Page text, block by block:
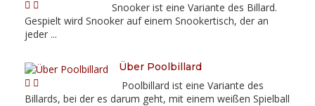
Snooker ist eine Variante des Billard.
Gespielt wird Snooker auf einem Snookertisch, der an
jeder ...
Über Poolbillard
Poolbillard ist eine Variante des
Billards, bei der es darum geht, mit einem weißen Spielball